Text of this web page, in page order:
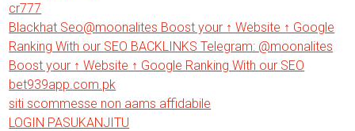
cr777
Blackhat Seo@moonalites Boost your ↑ Website ↑ Google
Ranking With our SEO BACKLINKS Telegram: @moonalites
Boost your ↑ Website ↑ Google Ranking With our SEO
bet939app.com.pk
siti scommesse non aams affidabile
LOGIN PASUKANJITU